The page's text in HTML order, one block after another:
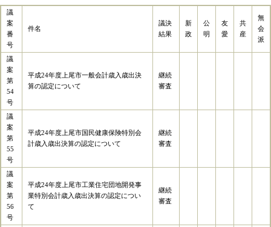
議
案
番
号
件名
議決
結果
新
政
公
明
友
愛
共
産
無
会
派
議
案
第
54
号
平成24年度上尾市一般会計歳入歳出決
算の認定について
継続
審査
議
案
第
55
号
平成24年度上尾市国民健康保険特別会
計歳入歳出決算の認定について
継続
審査
議
案
第
56
号
平成24年度上尾市工業住宅団地開発事
業特別会計歳入歳出決算の認定につい
て
継続
審査